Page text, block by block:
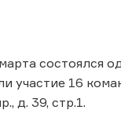
состоялся
участие 16
д. 39, стр.1.